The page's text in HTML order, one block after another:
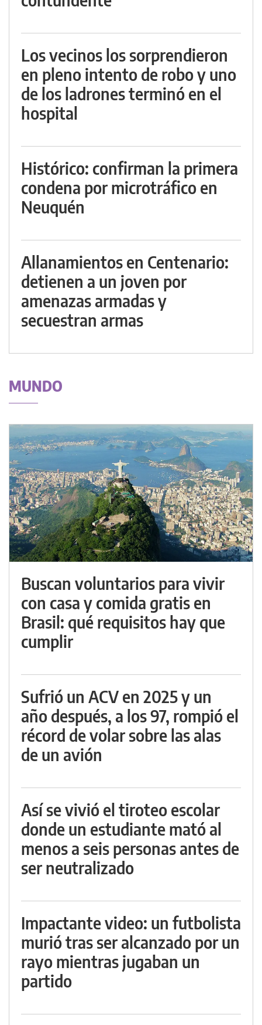
Los vecinos los sorprendieron
en pleno intento de robo y uno
de los ladrones terminó en el
hospital
Histórico: confirman la primera
condena por microtráfico en
Neuquén
Allanamientos en Centenario:
detienen a un joven por
amenazas armadas y
secuestran armas
MUNDO
Buscan voluntarios para vivir
con casa y comida gratis en
Brasil: qué requisitos hay que
cumplir
Sufrió un ACV en 2025 y un
año después, a los 97, rompió el
récord de volar sobre las alas
de un avión
Así se vivió el tiroteo escolar
donde un estudiante mató al
menos a seis personas antes de
ser neutralizado
Impactante video: un futbolista
murió tras ser alcanzado por un
rayo mientras jugaban un
partido